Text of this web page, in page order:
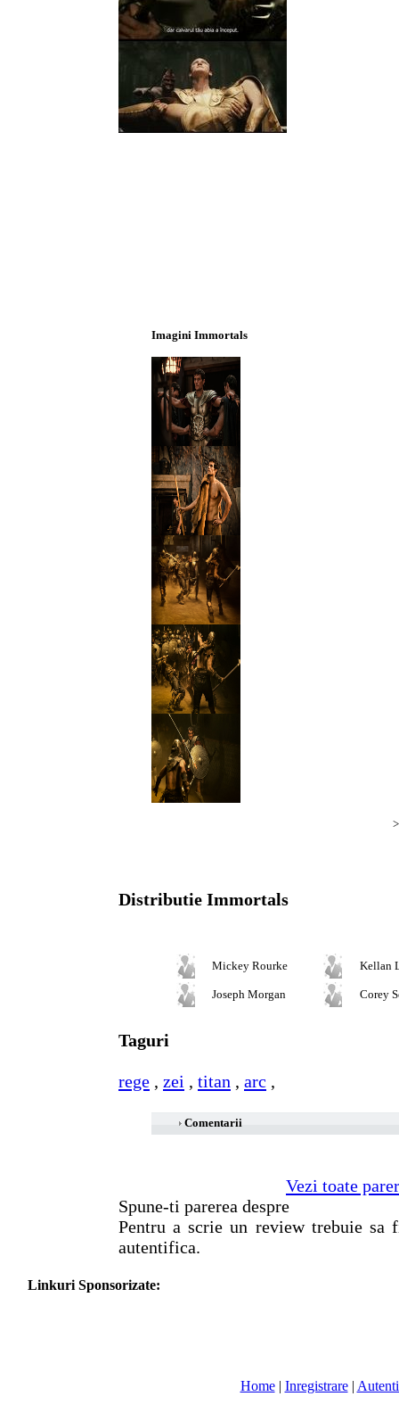
Imagini Immortals
>
Distributie Immortals
Mickey Rourke Kellan
Joseph Morgan Corey
Taguri
rege , zei , titan , arc ,
Comentarii
Vezi toate
Spune-ti parerea despre
Pentru a scrie un review trebuie
autentifica.
Linkuri Sponsorizate:
Home| Inregistrare|